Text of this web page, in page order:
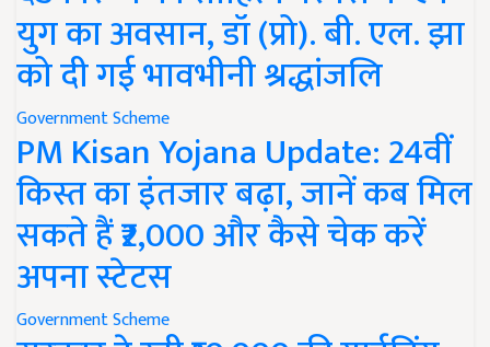
युग का अवसान, डॉ (प्रो). बी. एल. झा
को दी गई भावभीनी श्रद्धांजलि
Government Scheme
PM Kisan Yojana Update: 24वीं
किस्त का इंतजार बढ़ा, जानें कब मिल
सकते हैं ₹2,000 और कैसे चेक करें
अपना स्टेटस
Government Scheme